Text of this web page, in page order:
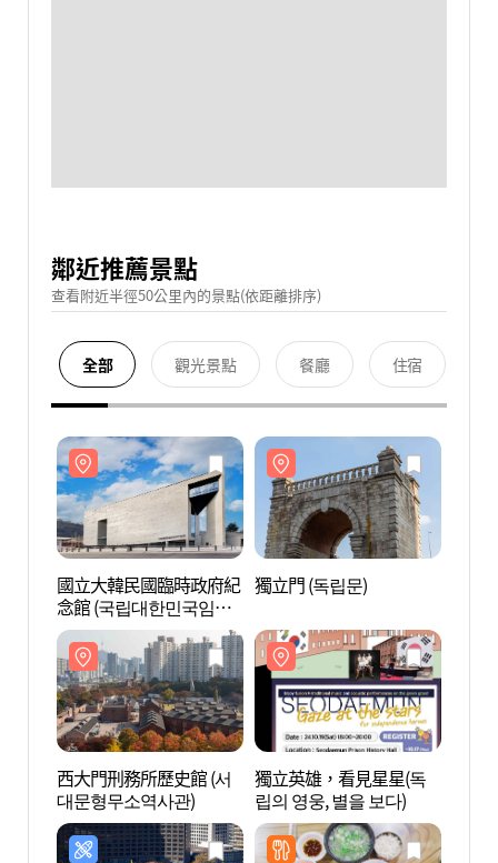
鄰近推薦景點
查看附近半徑50公里內的景點(依距離排序)
全部 觀光景點 餐廳 住宿
國立大韓民國臨時政府紀
念館 (국립대한민국임시
정부기념관)
獨立門 (독립문)
西大門刑務所歷史館 (서
대문형무소역사관)
獨立英雄，看見星星(독
립의 영웅, 별을 보다)